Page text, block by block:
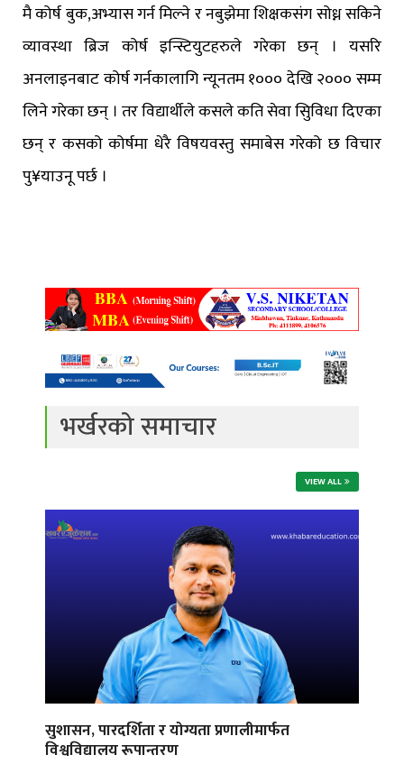
मै कोर्ष बुक,अभ्यास गर्न मिल्ने र नबुझेमा शिक्षकसंग सोध्न सकिने
व्यावस्था ब्रिज कोर्ष इन्स्टियुटहरुले गरेका छन् । यसरि
अनलाइनबाट कोर्ष गर्नकालागि न्यूनतम १००० देखि २००० सम्म
लिने गरेका छन् । तर विद्यार्थीले कसले कति सेवा सिुविधा दिएका
छन् र कसको कोर्षमा धेरै विषयवस्तु समाबेस गरेको छ विचार
पु¥याउनू पर्छ ।
भर्खरको समाचार
VIEW ALL
सुशासन, पारदर्शिता र योग्यता प्रणालीमार्फत
विश्वविद्यालय रूपान्तरण